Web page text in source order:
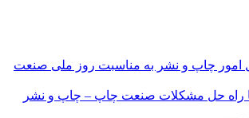
امور چاپ و نشر به مناسبت روز ملی صنعت
راه حل مشکلات صنعت چاپ – چاپ و نشر